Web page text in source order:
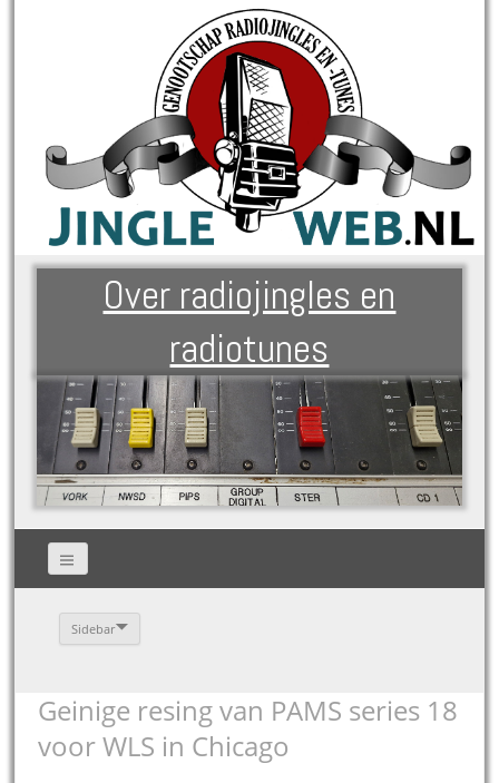
Over radiojingles en
radiotunes
Sidebar
Geinige resing van PAMS series 18
voor WLS in Chicago